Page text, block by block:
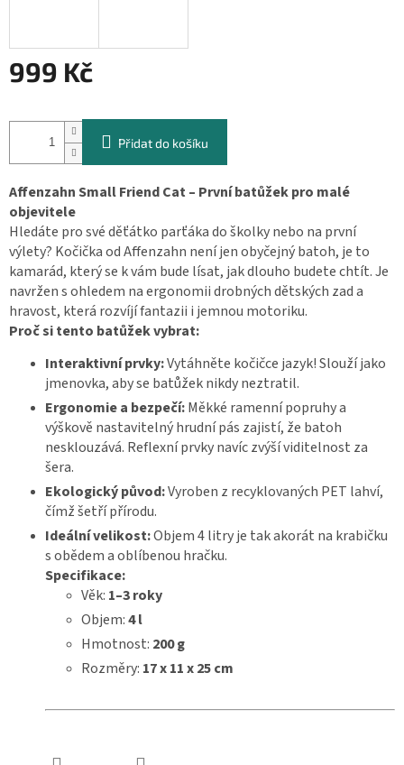
999 Kč
cena:
Přidat do košíku
Affenzahn Small Friend Cat – První batůžek pro malé
objevitele
Hledáte pro své děťátko parťáka do školky nebo na první
výlety? Kočička od Affenzahn není jen obyčejný batoh, je to
kamarád, který se k vám bude lísat, jak dlouho budete chtít. Je
navržen s ohledem na ergonomii drobných dětských zad a
hravost, která rozvíjí fantazii i jemnou motoriku.
Proč si tento batůžek vybrat:
Interaktivní prvky:Vytáhněte kočičce jazyk! Slouží jako
jmenovka, aby se batůžek nikdy neztratil.
Ergonomie a bezpečí:Měkké ramenní popruhy a
výškově nastavitelný hrudní pás zajistí, že batoh
nesklouzává. Reflexní prvky navíc zvýší viditelnost za
šera.
Ekologický původ:Vyroben z recyklovaných PET lahví,
čímž šetří přírodu.
Ideální velikost:Objem 4 litry je tak akorát na krabičku
s obědem a oblíbenou hračku.
Specifikace:
Věk: 1–3 roky
Objem:4 l
Hmotnost: 200 g
Rozměry: 17 x 11 x 25 cm